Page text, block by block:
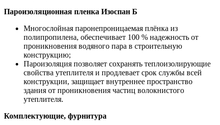
Пароизоляционная пленка Изоспан Б
Многослойная паронепроницаемая плёнка из
полипропилена, обеспечивает 100 % надежность от
проникновения водяного пара в строительную
конструкцию;
Пароизоляция позволяет сохранять теплоизолирующие
свойства утеплителя и продлевает срок службы всей
конструкции, защищает внутреннее пространство
здания от проникновения частиц волокнистого
утеплителя.
Комплектующие, фурнитура